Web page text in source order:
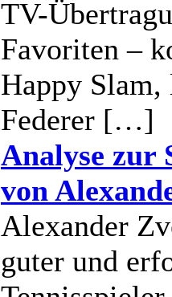
TV-
Favoriten –
Happy Slam,
Federer […]
Analyse zur
von
Alexander
guter und